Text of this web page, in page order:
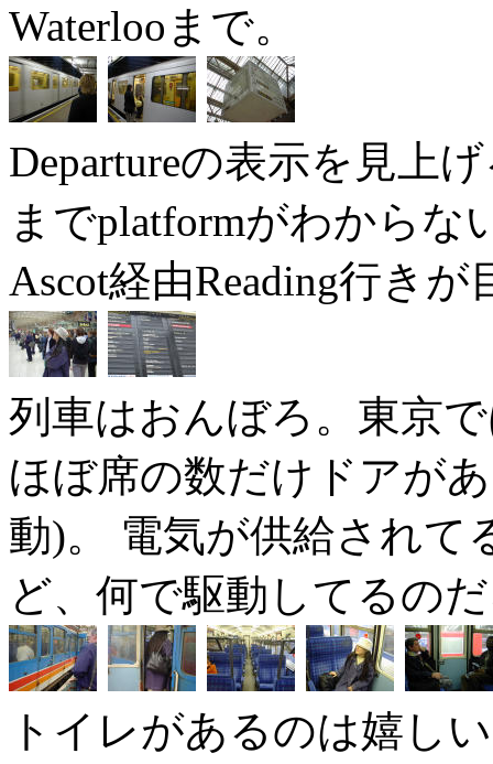
Waterlooまで。
Departureの表示を見上
までplatformがわからな
Ascot経由Reading行きが
列車はおんぼろ。東京
ほぼ席の数だけドアが
動)。 電気が供給されて
ど、何で駆動してるの
トイレがあるのは嬉し